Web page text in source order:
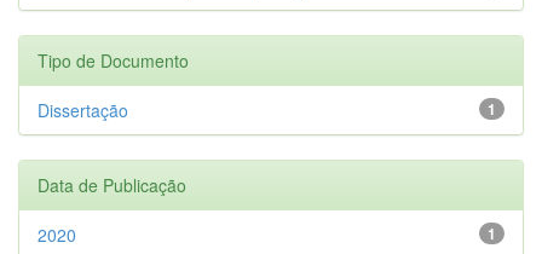
Tipo de Documento
1
Dissertação
Data de Publicação
1
2020